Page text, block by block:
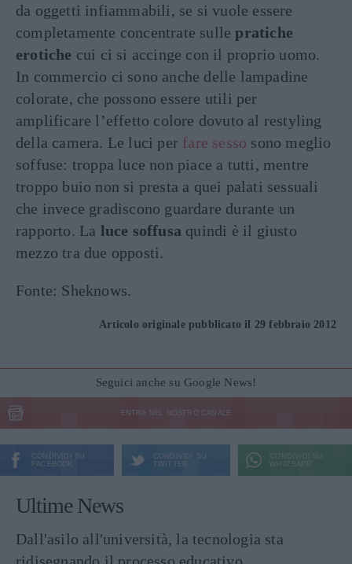
da oggetti infiammabili, se si vuole essere
completamente concentrate sullepratiche
erotiche cui ci si accinge con il proprio uomo.
In commercio ci sono anche delle lampadine
colorate, che possono essere utili per
amplificare l’effetto colore dovuto al restyling
della camera. Le luci per fare sesso sono meglio
soffuse: troppa luce non piace a tutti, mentre
troppo buio non si presta a quei palati sessuali
che invece gradiscono guardare durante un
rapporto. La luce soffusa quindi è il giusto
mezzo tra due opposti.
Fonte: Sheknows.
Articolo originale pubblicato il 29 febbraio 2012
Seguici anche su Google News!
ENTRA NEL NOSTRO CANALE
CONDIVIDI SU
FACEBOOK
CONDIVIDI SU
TWITTER
CONDIVIDI SU
WHATSAPP
Ultime News
Dall'asilo all'università, la tecnologia sta